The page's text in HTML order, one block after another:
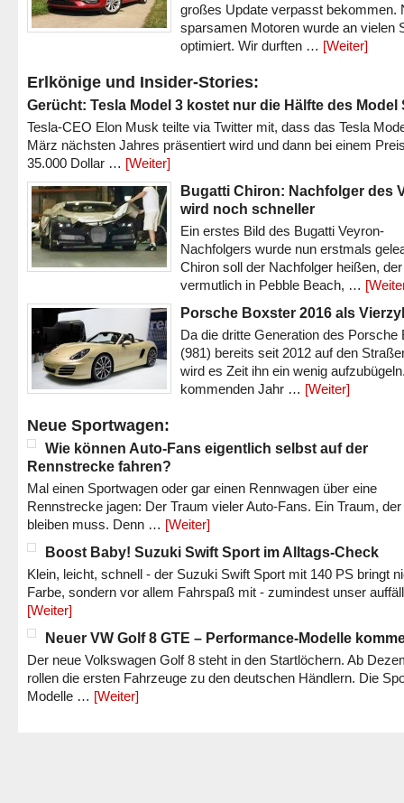
großes Update verpasst bekommen.
sparsamen Motoren wurde an vielen
optimiert. Wir durften … [Weiter]
Erlkönige und Insider-Stories:
Gerücht: Tesla Model 3 kostet nur die Hälfte des Model
Tesla-CEO Elon Musk teilte via Twitter mit, dass das Tesla
März nächsten Jahres präsentiert wird und dann bei einem
35.000 Dollar … [Weiter]
Bugatti Chiron: Nachfolger des
wird noch schneller
Ein erstes Bild des Bugatti Veyron-
Nachfolgers wurde nun erstmals
Chiron soll der Nachfolger heißen, der
vermutlich in Pebble Beach, …
Porsche Boxster 2016 als
Da die dritte Generation des Porsche
(981) bereits seit 2012 auf den
wird es Zeit ihn ein wenig
kommenden Jahr … [Weiter]
Neue Sportwagen:
Wie können Auto-Fans eigentlich selbst auf der
Rennstrecke fahren?
Mal einen Sportwagen oder gar einen Rennwagen über eine
Rennstrecke jagen: Der Traum vieler Auto-Fans. Ein Traum,
bleiben muss. Denn … [Weiter]
Boost Baby! Suzuki Swift Sport im Alltags-Check
Klein, leicht, schnell - der Suzuki Swift Sport mit 140 PS bringt
Farbe, sondern vor allem Fahrspaß mit - zumindest unser
[Weiter]
Neuer VW Golf 8 GTE – Performance-Modelle
Der neue Volkswagen Golf 8 steht in den Startlöchern. Ab
rollen die ersten Fahrzeuge zu den deutschen Händlern. Die
Modelle … [Weiter]